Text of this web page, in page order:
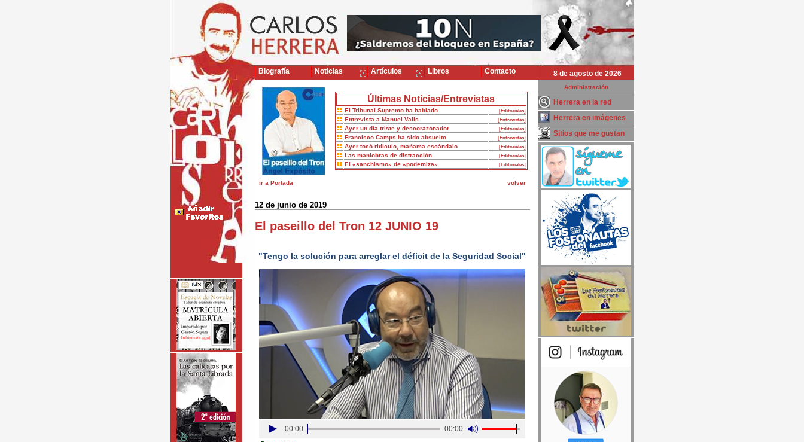
8 de agosto de 2026
Últimas Noticias/Entrevistas
El Tribunal Supremo ha hablado [Editoriales]
Entrevista a Manuel Valls. [Entrevistas]
Ayer un día triste y descorazonador [Editoriales]
Francisco Camps ha sido absuelto [Entrevistas]
Ayer tocó ridículo, mañama escándalo [Editoriales]
Las maniobras de distracción [Editoriales]
El «sanchismo» de «podemiza» [Editoriales]
ir a Portada volver
12 de junio de 2019
El paseillo del Tron 12 JUNIO 19
"Tengo la solución para arreglar el déficit de la Seguridad Social"
00:00 00:00
Administración
Herrera en la red
Herrera en imágenes
Sitios que me gustan
Biografía Noticias Artículos Libros Contacto